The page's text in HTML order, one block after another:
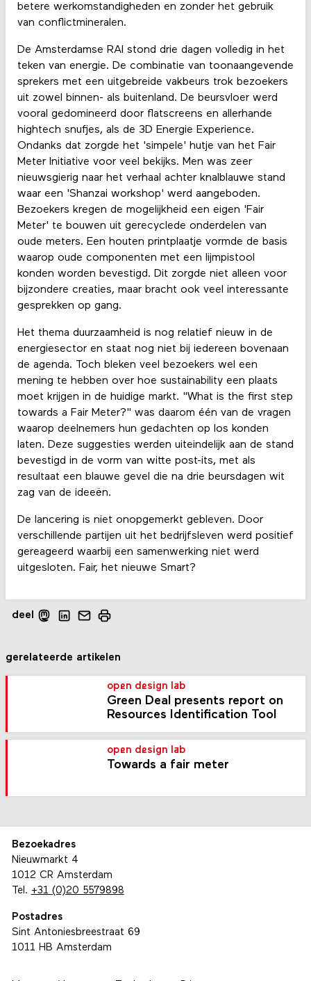
betere werkomstandigheden en zonder het gebruik
van conflictmineralen.
De Amsterdamse RAI stond drie dagen volledig in het
teken van energie. De combinatie van toonaangevende
sprekers met een uitgebreide vakbeurs trok bezoekers
uit zowel binnen- als buitenland. De beursvloer werd
vooral gedomineerd door flatscreens en allerhande
hightech snufjes, als de 3D Energie Experience.
Ondanks dat zorgde het 'simpele' hutje van het Fair
Meter Initiative voor veel bekijks. Men was zeer
nieuwsgierig naar het verhaal achter knalblauwe stand
waar een 'Shanzai workshop' werd aangeboden.
Bezoekers kregen de mogelijkheid een eigen 'Fair
Meter' te bouwen uit gerecyclede onderdelen van
oude meters. Een houten printplaatje vormde de basis
waarop oude componenten met een lijmpistool
konden worden bevestigd. Dit zorgde niet alleen voor
bijzondere creaties, maar bracht ook veel interessante
gesprekken op gang.
Het thema duurzaamheid is nog relatief nieuw in de
energiesector en staat nog niet bij iedereen bovenaan
de agenda. Toch bleken veel bezoekers wel een
mening te hebben over hoe sustainability een plaats
moet krijgen in de huidige markt. "What is the first step
towards a Fair Meter?" was daarom één van de vragen
waarop deelnemers hun gedachten op los konden
laten. Deze suggesties werden uiteindelijk aan de stand
bevestigd in de vorm van witte post-its, met als
resultaat een blauwe gevel die na drie beursdagen wit
zag van de ideeën.
De lancering is niet onopgemerkt gebleven. Door
verschillende partijen uit het bedrijfsleven werd positief
gereageerd waarbij een samenwerking niet werd
uitgesloten. Fair, het nieuwe Smart?
deel
gerelateerde artikelen
open design lab
Green Deal presents report on
Resources Identification Tool
open design lab
Towards a fair meter
Bezoekadres
Nieuwmarkt 4
1012 CR Amsterdam
Tel. +31 (0)20 5579898
Postadres
Sint Antoniesbreestraat 69
1011 HB Amsterdam